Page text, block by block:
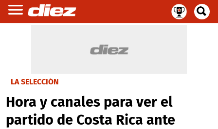
LA SELECCIÓN
Hora y canales para ver el
partido de Costa Rica ante